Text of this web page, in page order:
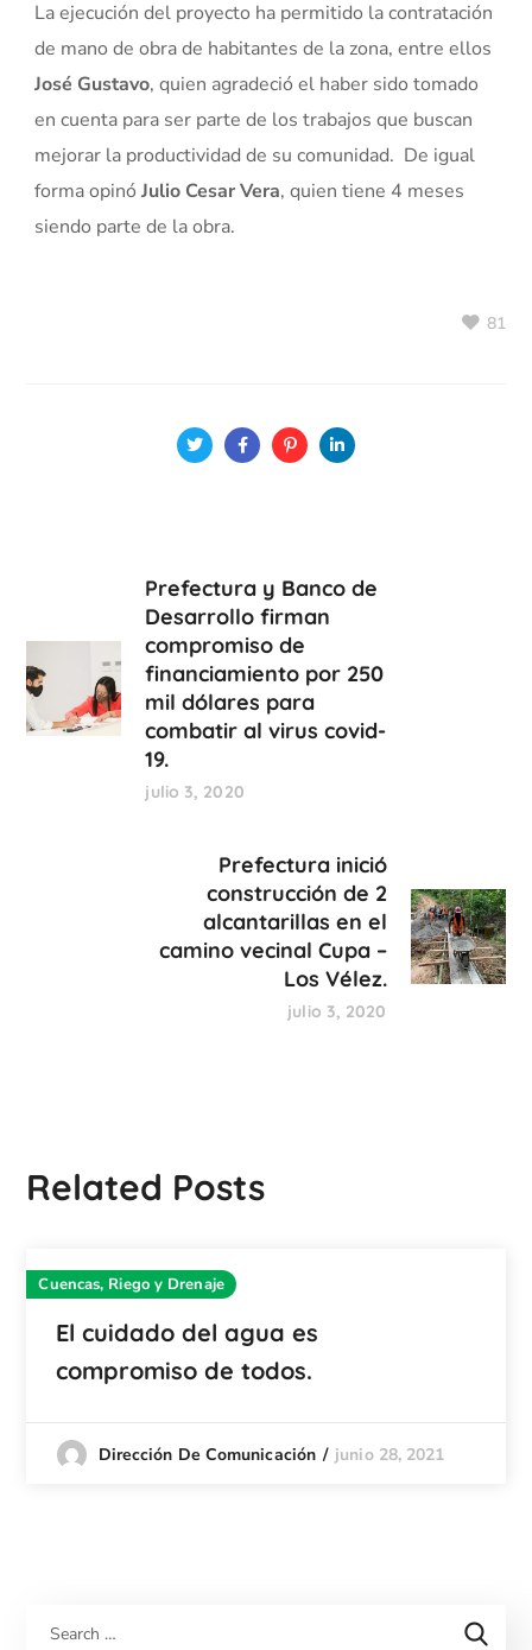
La ejecución del proyecto ha permitido la contratación
de mano de obra de habitantes de la zona, entre ellos
José Gustavo, quien agradeció el haber sido tomado
en cuenta para ser parte de los trabajos que buscan
mejorar la productividad de su comunidad. De igual
forma opinóJulio Cesar Vera, quien tiene 4 meses
siendo parte de la obra.
81
Prefectura y Banco de
Desarrollo firman
compromiso de
financiamiento por 250
mil dólares para
combatir al virus covid-
19.
julio 3, 2020
Prefectura inició
construcción de 2
alcantarillas en el
camino vecinal Cupa –
Los Vélez.
julio 3, 2020
Related Posts
Cuencas, Riego y Drenaje
El cuidado del agua es
compromiso de todos.
Dirección De Comunicación junio 28, 2021